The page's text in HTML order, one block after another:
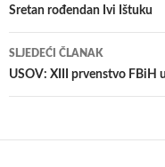
članaka
Sretan rođendan Ivi Ištuku
SLJEDEĆI ČLANAK
USOV: XIII prvenstvo FBiH